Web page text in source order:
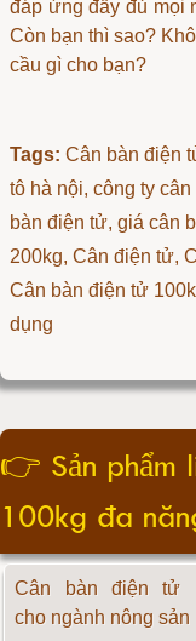
đáp ứng đầy đủ mọi
Còn bạn thì sao?
cầu gì cho bạn?
Tags: Cân bàn điện
tô hà nội, công ty
bàn điện tử, giá cân
200kg, Cân điện tử,
Cân bàn điện tử
dụng
👉 Sản
100kg đa
Cân bàn điện tử
cho ngành nông sản